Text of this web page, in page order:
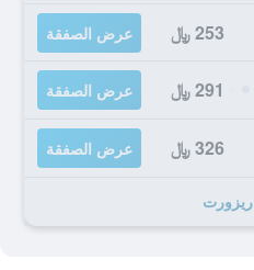
253 ﷼ عرض الصفقة
291 ﷼ عرض الصفقة
326 ﷼ عرض الصفقة